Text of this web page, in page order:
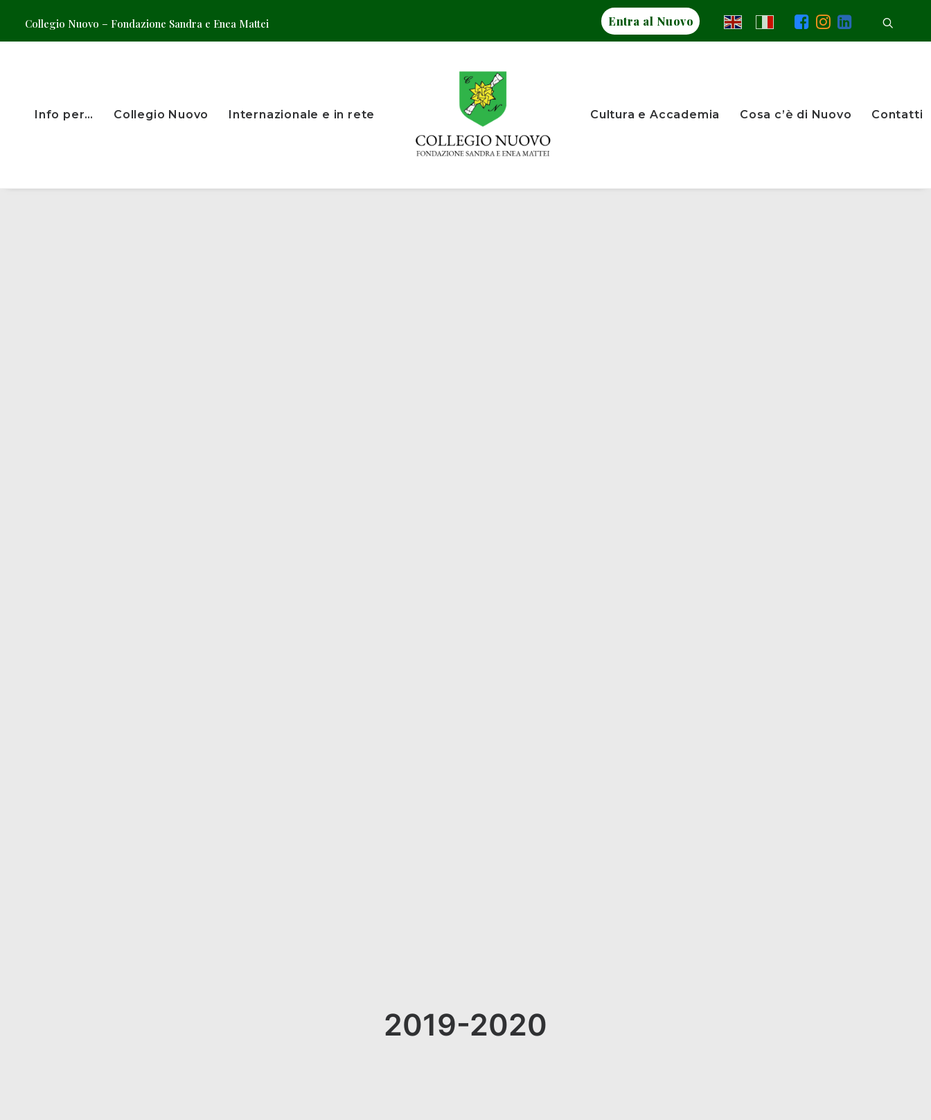
Collegio Nuovo – Fondazione Sandra e Enea Mattei Entra al Nuovo
Info per… Collegio Nuovo Internazionale e in rete Cultura e Accademia Cosa c’è di Nuovo Contatti
2019-2020